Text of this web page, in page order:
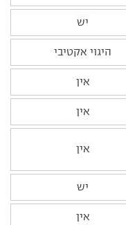
יש
היגוי אקטיבי
אין
אין
אין
יש
אין